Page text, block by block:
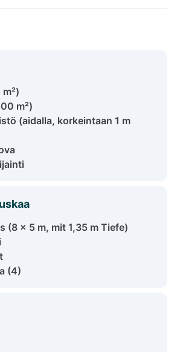
m²)
(aidalla, korkeintaan 1 m
(8 x 5 m, mit 1,35 m Tiefe)
(4)